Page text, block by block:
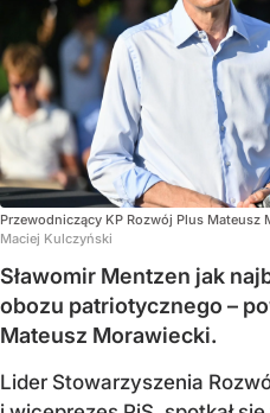
Przewodniczący KP Rozwój Plus Mateusz
Maciej Kulczyński
Sławomir Mentzen jak
obozu patriotycznego –
Mateusz Morawiecki.
Lider Stowarzyszenia